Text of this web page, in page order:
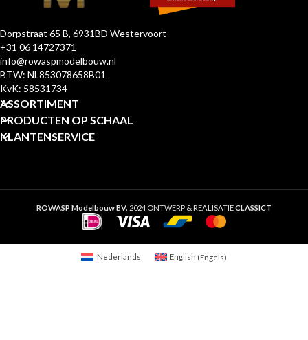
Dorpstraat 65 B, 6931BD Westervoort
+31 06 14727371
info@rowaspmodelbouw.nl
BTW: NL853078658B01
KvK: 58531734
ASSORTIMENT
PRODUCTEN OP SCHAAL
KLANTENSERVICE
ROWASP Modelbouw BV. 2024 ONTWERP & REALISATIECLASSICT
Nederlands English (Engels)